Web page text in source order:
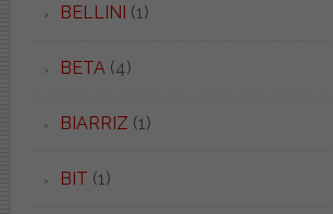
BELLINI (1)
BETA(4)
BIARRIZ (1)
BIT (1)